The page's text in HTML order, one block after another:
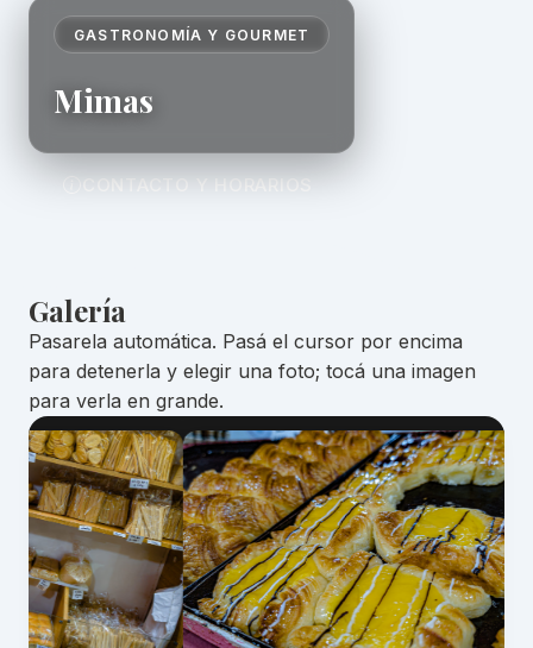
GASTRONOMÍA Y GOURMET
Mimas
CONTACTO Y HORARIOS
Galería
Pasarela automática. Pasá el cursor por encima
para detenerla y elegir una foto; tocá una imagen
para verla en grande.